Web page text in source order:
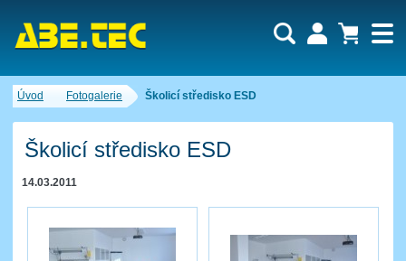
Úvod Fotogalerie Školicí středisko ESD
Školicí středisko ESD
14.03.2011
Nákupní košík je momentálně prázdný.
Cena celkem:0,00 CZK
Uživatel:
Zapomenuté heslo